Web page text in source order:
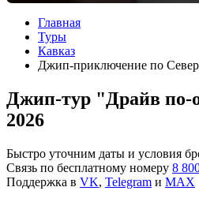
Главная
Туры
Кавказ
Джип-приключение по
Джип-тур "Драйв по-
2026
Быстро уточним даты и условия
Связь по бесплатному номеру 8
Поддержка в VK, Telegram и MAX